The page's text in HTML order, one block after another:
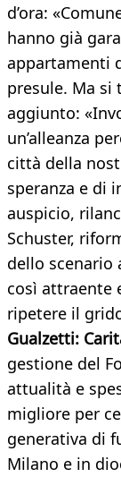
d’ora:
hanno già
appartamenti
presule. Ma si
aggiunto:
un’alleanza
città della
speranza e di
auspicio,
Schuster,
dello scenario
così attraente
ripetere il
Gualzetti:
gestione del
attualità e
migliore per
generativa di
Milano e in